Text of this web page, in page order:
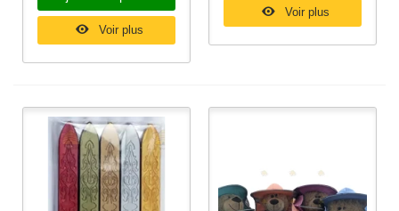
Voir plus
Voir plus